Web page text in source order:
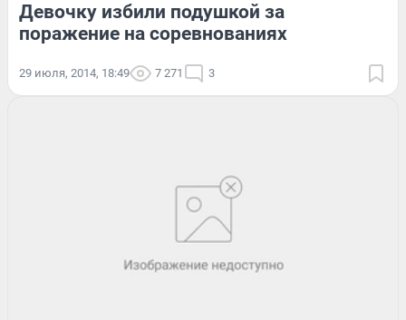
Девочку избили подушкой за
поражение на соревнованиях
29 июля, 2014, 18:49 7 271 3